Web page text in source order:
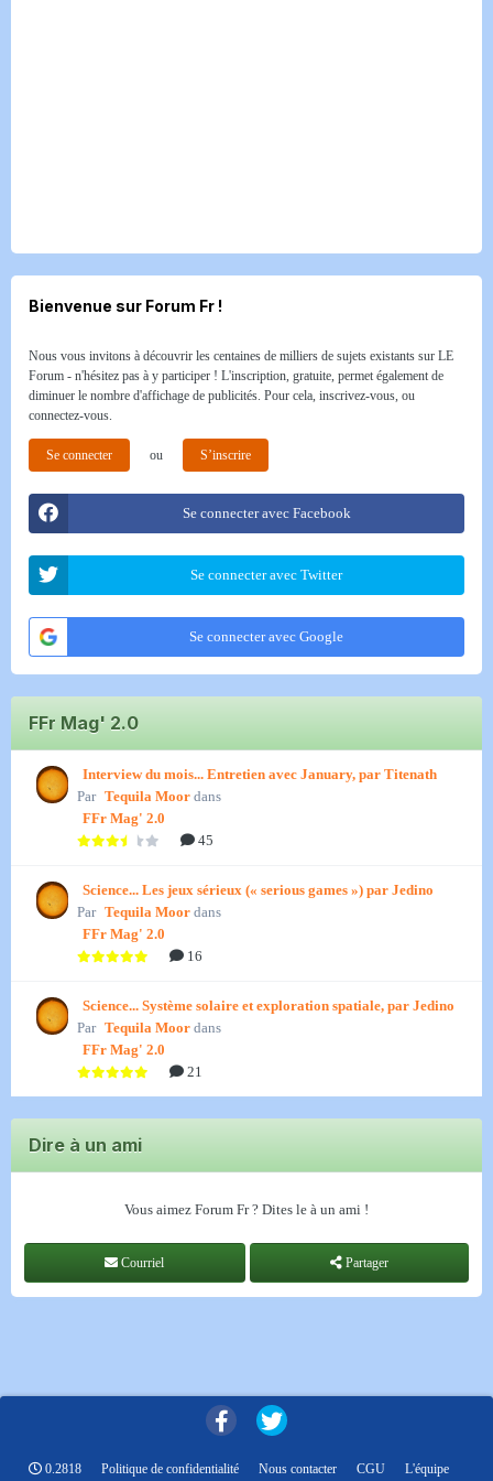
Bienvenue sur Forum Fr !
Nous vous invitons à découvrir les centaines de milliers de sujets existants sur LE
Forum - n'hésitez pas à y participer ! L'inscription, gratuite, permet également de
diminuer le nombre d'affichage de publicités. Pour cela, inscrivez-vous, ou
connectez-vous.
Se connecter ou S’inscrire
Se connecter avec Facebook
Se connecter avec Twitter
Se connecter avec Google
FFr Mag' 2.0
Interview du mois... Entretien avec January, par Titenath
Par Tequila Moor dans
FFr Mag' 2.0
45
Science... Les jeux sérieux (« serious games ») par Jedino
Par Tequila Moor dans
FFr Mag' 2.0
16
Science... Système solaire et exploration spatiale, par Jedino
Par Tequila Moor dans
FFr Mag' 2.0
21
Dire à un ami
Vous aimez Forum Fr ? Dites le à un ami !
Courriel Partager
0.2818 Politique de confidentialité Nous contacter CGU L'équipe